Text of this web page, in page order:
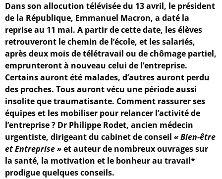
Dans son allocution télévisée du 13 avril, le président
de la République, Emmanuel Macron, a daté la
reprise au 11 mai. A partir de cette date, les élèves
retrouveront le chemin de l’école, et les salariés,
après deux mois de télétravail ou de chômage partiel,
emprunteront à nouveau celui de l’entreprise.
Certains auront été malades, d’autres auront perdu
des proches. Tous auront vécu une période aussi
insolite que traumatisante. Comment rassurer ses
équipes et les mobiliser pour relancer l’activité de
l’entreprise ? Dr Philippe Rodet, ancien médecin
urgentiste, dirigeant du cabinet de conseil « Bien-être
et Entreprise »et auteur de nombreux ouvrages sur
la santé, la motivation et le bonheur au travail*
prodigue quelques conseils.